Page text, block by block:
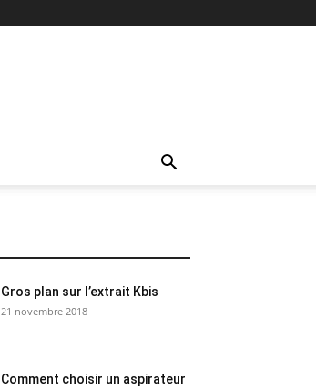
Gros plan sur l’extrait Kbis
21 novembre 2018
Comment choisir un aspirateur